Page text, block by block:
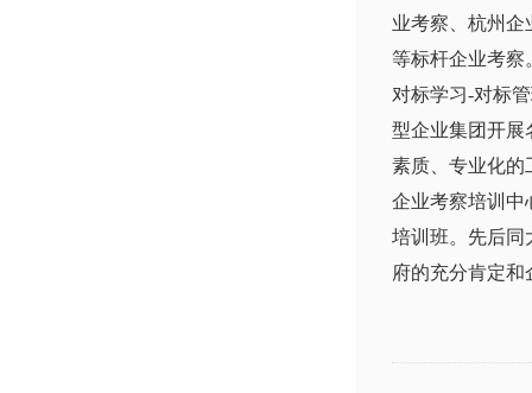
业考察、杭州
等标杆企业考察
对标学习-对标
型企业集团开展
素质、专业化的
企业考察培训中
培训班。先后同
府的充分肯定